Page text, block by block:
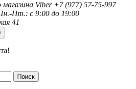
+7 (977) 57-75-997
Пт.: с 9:00 до 19:00
41
Поиск